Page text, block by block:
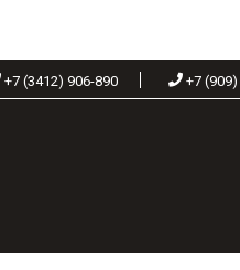
+7 (3412) 906-890 +7